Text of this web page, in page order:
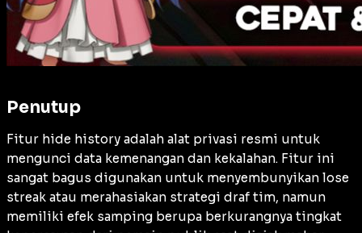
Penutup
Fitur hide history adalah alat privasi resmi untuk
mengunci data kemenangan dan kekalahan. Fitur ini
sangat bagus digunakan untuk menyembunyikan lose
streak atau merahasiakan strategi draf tim, namun
memiliki efek samping berupa berkurangnya tingkat